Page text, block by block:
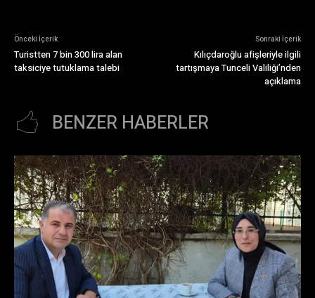
Önceki İçerik
Turistten 7 bin 300 lira alan
taksiciye tutuklama talebi
Sonraki İçerik
Kılıçdaroğlu afişleriyle ilgili
tartışmaya Tunceli Valiliği’nden
açıklama
BENZER HABERLER